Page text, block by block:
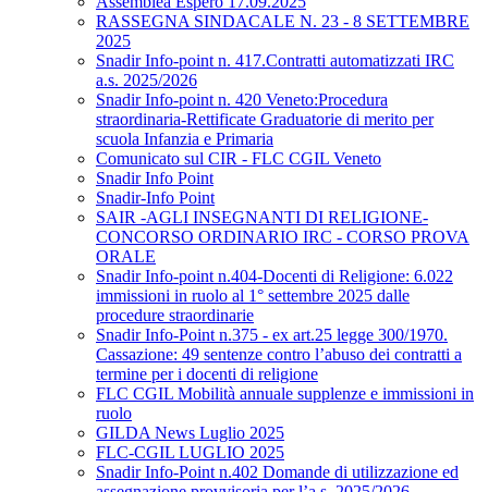
RASSEGNA SINDACALE N. 23 - 8 SETTEMBRE
2025
Snadir Info-point n. 417.Contratti automatizzati IRC
a.s. 2025/2026
Snadir Info-point n. 420 Veneto:Procedura
straordinaria-Rettificate Graduatorie di merito per
scuola Infanzia e Primaria
Comunicato sul CIR - FLC CGIL Veneto
Snadir Info Point
Snadir-Info Point
SAIR -AGLI INSEGNANTI DI RELIGIONE-
CONCORSO ORDINARIO IRC - CORSO PROVA
ORALE
Snadir Info-point n.404-Docenti di Religione: 6.022
immissioni in ruolo al 1° settembre 2025 dalle
procedure straordinarie
Snadir Info-Point n.375 - ex art.25 legge 300/1970.
Cassazione: 49 sentenze contro l’abuso dei contratti a
termine per i docenti di religione
FLC CGIL Mobilità annuale supplenze e immissioni in
ruolo
GILDA News Luglio 2025
FLC-CGIL LUGLIO 2025
Snadir Info-Point n.402 Domande di utilizzazione ed